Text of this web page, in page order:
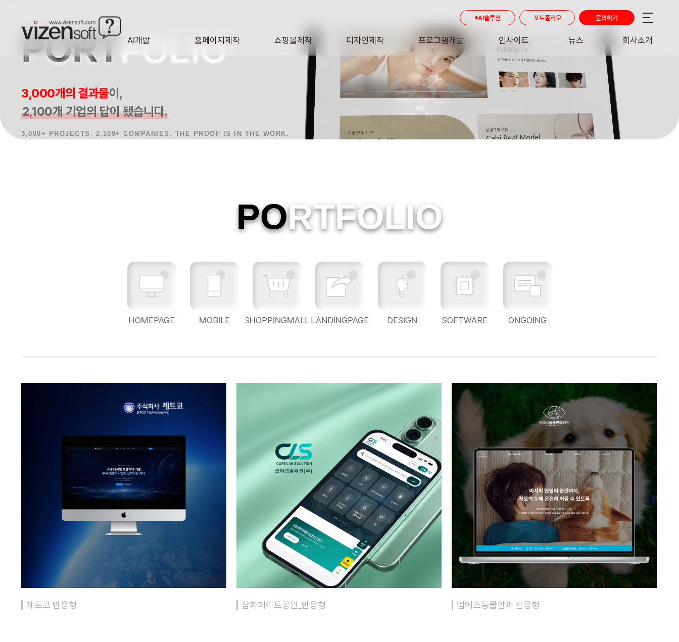
AI개발 홈페이지제작 쇼핑몰제작 디자인제작 프로그램개발
SOFTWARE
인사이트
INSIGHT
뉴스 회사소개
AI솔루션 포트폴리오 문의하기
홈페이지제작 사례, 반응형웹, AI 프로젝트를 한눈에 확인합니다.
PORTFOLIO
3,000개의 결과물이,
2,100개 기업의 답이 됐습니다.
3,000+ PROJECTS. 2,100+ COMPANIES. THE PROOF IS IN THE WORK.
PORTFOLIO
HOMEPAGE MOBILE SHOPPINGMALL LANDINGPAGE DESIGN SOFTWARE ONGOING
제트코 반응형 삼화페이트공원_반응형 엠에스동물안과 반응형